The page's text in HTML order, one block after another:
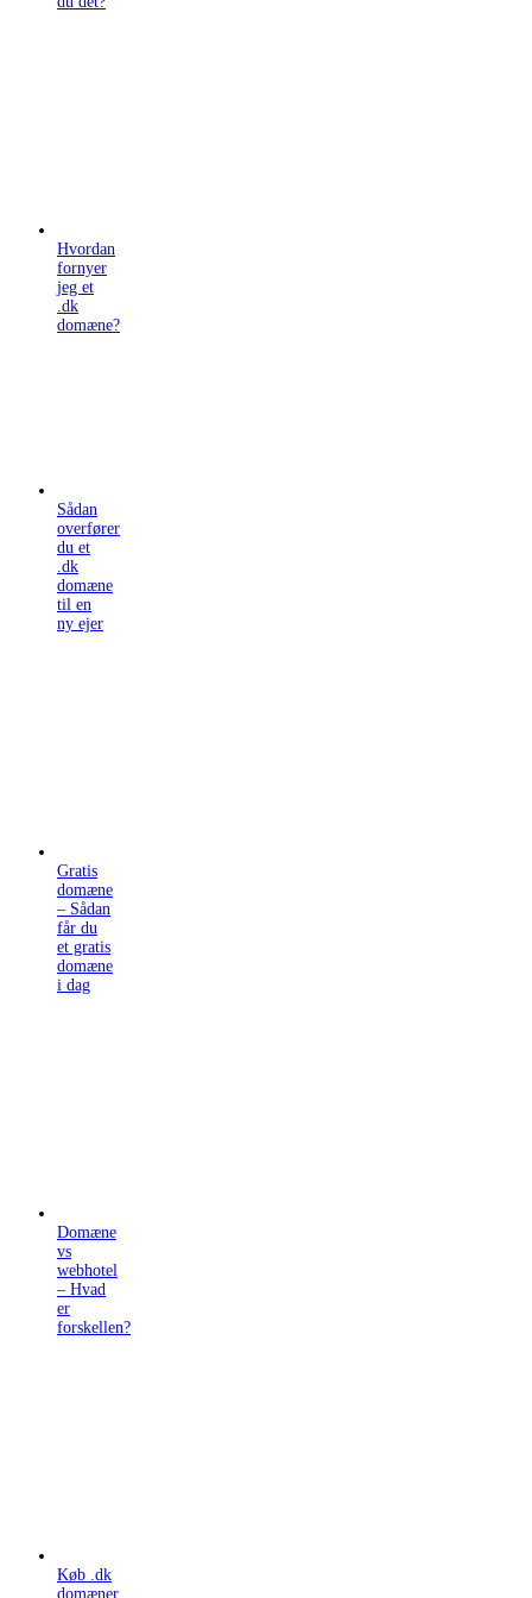
Hvordan
fornyer
jeg et
.dk
domæne?
Sådan
overfører
du et
.dk
domæne
til en
ny ejer
Gratis
domæne
– Sådan
får du
et gratis
domæne
i dag
Domæne
vs
webhotel
– Hvad
er
forskellen?
Køb .dk
domæner